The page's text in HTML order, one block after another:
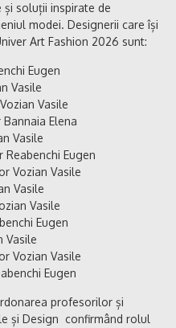
soluții inspirate de
modei. Designerii care își
Art Fashion 2026 sunt:
Eugen
Vasile
Vasile
Elena
Vasile
Eugen
Vozian Vasile
Vasile
Vasile
Eugen
Vasile
Vozian Vasile
Eugen
profesorilor și
și Design confirmând rolul